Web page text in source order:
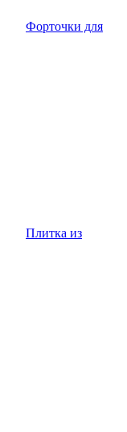
Форточки для
Плитка из